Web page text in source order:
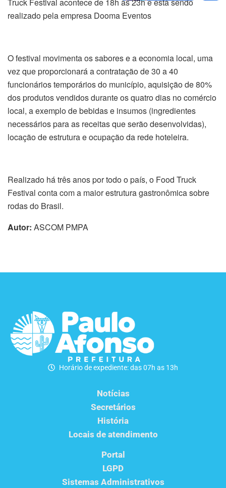
Truck Festival acontece de 18h às 23h e está sendo
realizado pela empresa Dooma Eventos
O festival movimenta os sabores e a economia local, uma
vez que proporcionará a contratação de 30 a 40
funcionários temporários do município, aquisição de 80%
dos produtos vendidos durante os quatro dias no comércio
local, a exemplo de bebidas e insumos (ingredientes
necessários para as receitas que serão desenvolvidas),
locação de estrutura e ocupação da rede hoteleira.
Realizado há três anos por todo o país, o Food Truck
Festival conta com a maior estrutura gastronômica sobre
rodas do Brasil.
Autor: ASCOM PMPA
Horário de expediente: das 07h as 13h
Notícias
Secretários
História
Locais de atendimento
Portal
LGPD
Sistemas Administrativos